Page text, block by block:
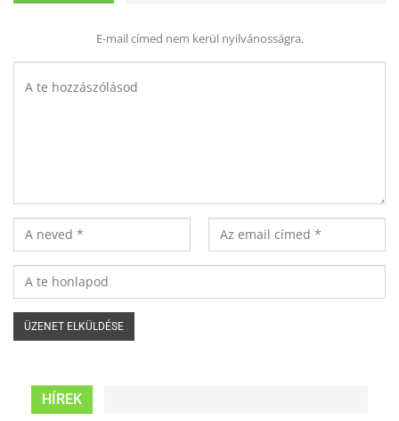
E-mail címed nem kerül nyilvánosságra.
HÍREK